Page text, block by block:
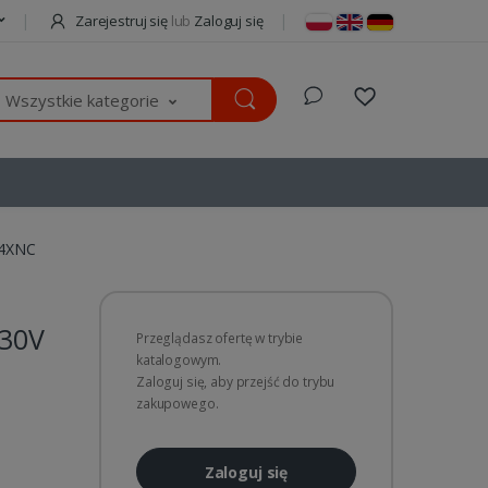
Zarejestruj się lub Zaloguj się
Wszystkie kategorie
Przeglądasz ofertę w trybie
katalogowym.
Zaloguj się, aby przejść do trybu
zakupowego.
Zaloguj się